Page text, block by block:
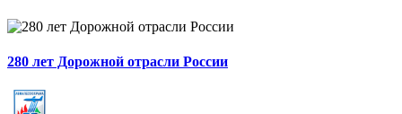
280 лет Дорожной отрасли России